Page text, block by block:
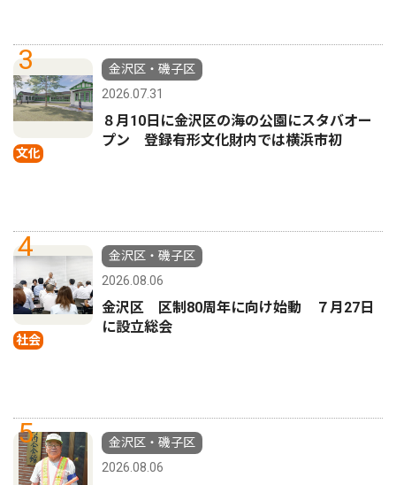
3
文化
金沢区・磯子区
2026.07.31
８月10日に金沢区の海の公園にスタバオー
プン 登録有形文化財内では横浜市初
4
社会
金沢区・磯子区
2026.08.06
金沢区 区制80周年に向け始動 ７月27日
に設立総会
5
金沢区・磯子区
2026.08.06